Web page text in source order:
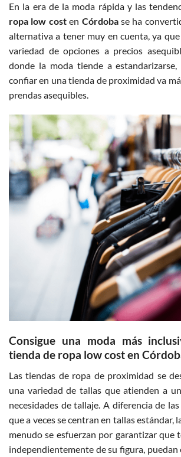
En la era de la moda rápida y las
ropa low costen Córdobase ha
alternativa a tener muy en cuenta, ya
variedad de opciones a precios
donde la moda tiende a
confiar en una tienda de proximidad va
prendas asequibles.
Consigue una moda más
tienda de ropa low cost en
Las tiendas de ropa de proximidad se
una variedad de tallas que atienden a
necesidades de tallaje. A diferencia de las
que a veces se centran en tallas estándar,
menudo se esfuerzan por garantizar que
independientemente de su figura,